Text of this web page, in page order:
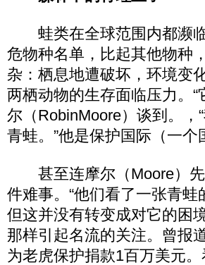
蛙类在全球范围内都濒临
危物种名单，比起其他物种
杂：栖息地遭破坏，环境变
两栖动物的生存面临压力。“
尔（RobinMoore）谈到。
青蛙。”他是保护国际（一
甚至连摩尔（Moore）先
件难事。“他们看了一张青
但这并没有转变成对它的困
那样引起名流的关注。曾报
为老虎保护捐款1百万美元